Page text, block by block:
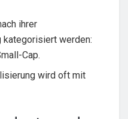
ihrer
kategorisiert werden:
Cap.
wird oft mit